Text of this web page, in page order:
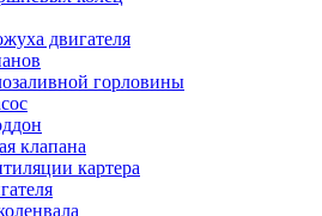
двигателя
горловины
клапана
картера